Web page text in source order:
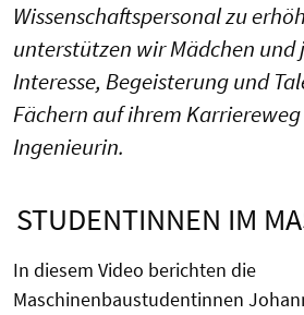
Wissenschaftspersonal zu
unterstützen wir Mädchen und
Interesse, Begeisterung und
Fächern auf ihrem
Ingenieurin.
STUDENTINNEN IM
In diesem Video berichten die
Maschinenbaustudentinnen